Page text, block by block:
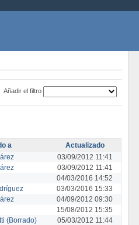
Añadir el filtro
a
Actualizado
03/09/2012 11:41
03/09/2012 11:41
04/03/2016 14:52
03/03/2016 15:33
04/09/2012 09:30
15/08/2012 15:35
(Borrado) 05/03/2012 11:44